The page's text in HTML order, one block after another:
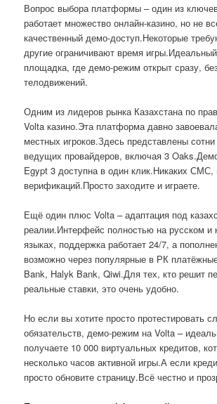
Вопрос выбора платформы – один из
работает множество онлайн-казино, но не
качественный демо-доступ.Некоторые
другие ограничивают время
площадка, где демо-режим открыт сразу,
телодвижений.
Одним из лидеров рынка Казахстана по
Volta казино.Эта платформа давно
местных игроков.Здесь представлены
ведущих провайдеров, включая 3
Egypt 3 доступна в один клик.Никаких СМС,
верификаций.Просто заходите и играете.
Ещё один плюс Volta – адаптация под
реалии.Интерфейс полностью на русском и
языках, поддержка работает 24/7, а
возможно через популярные в РК
Bank, Halyk Bank, Qiwi.Для тех, кто решит
реальные ставки, это очень удобно.
Но если вы хотите просто протестировать
обязательств, демо-режим на Volta –
получаете 10 000 виртуальных кредитов,
несколько часов активной игры.А если
просто обновите страницу.Всё честно и